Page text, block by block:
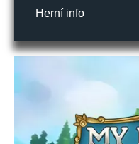
Herní info